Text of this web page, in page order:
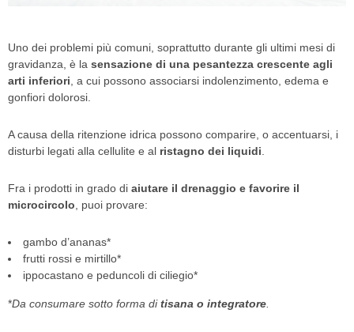
Uno dei problemi più comuni, soprattutto durante gli ultimi mesi di
gravidanza, è la sensazione di una pesantezza crescente agli
arti inferiori , a cui possono associarsi indolenzimento, edema e
gonfiori dolorosi.
A causa della ritenzione idrica possono comparire, o accentuarsi, i
disturbi legati alla cellulite e al ristagno dei liquidi
Fra i prodotti in grado di aiutare il drenaggio e favorire il
microcircolo , puoi provare:
gambo d’ananas*
frutti rossi e mirtillo*
ippocastano e peduncoli di ciliegio*
*Da consumare sotto forma ditisana o integratore